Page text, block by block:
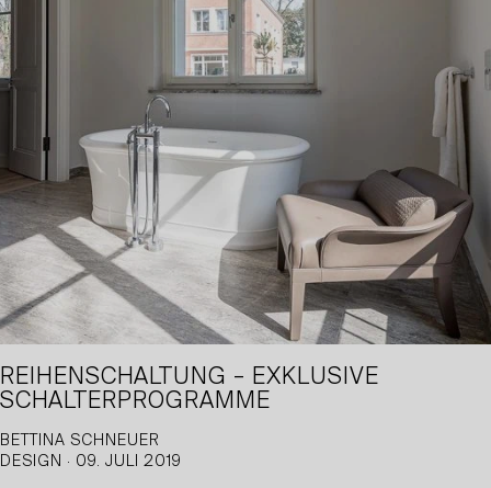
REIHENSCHALTUNG – EXKLUSIVE
SCHALTERPROGRAMME
BETTINA SCHNEUER
DESIGN · 09. JULI 2019